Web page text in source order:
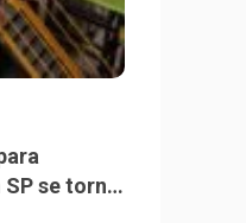
se torna